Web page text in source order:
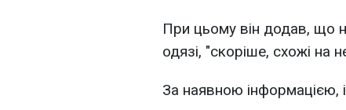
При цьому він додав, що
одязі, "скоріше, схожі на
За наявною інформацією,